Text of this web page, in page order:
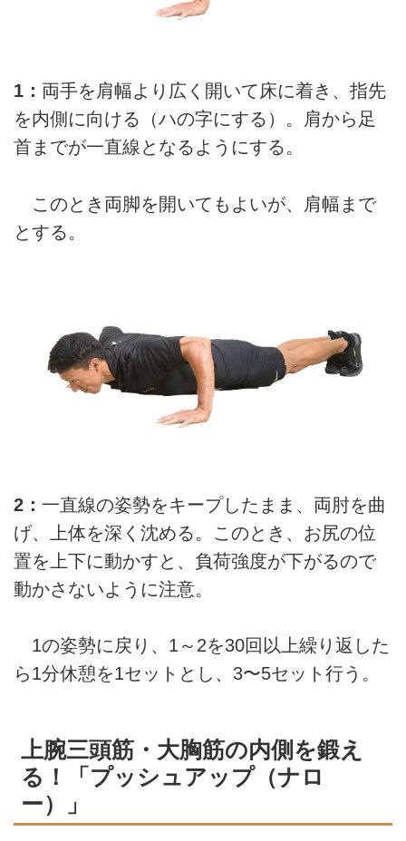
1： 両手を肩幅より広く開いて床に着き、指先
を内側に向ける（ハの字にする）。肩から足
首までが一直線となるようにする。
このとき両脚を開いてもよいが、肩幅まで
とする。
2： 一直線の姿勢をキープしたまま、両肘を曲
げ、上体を深く沈める。このとき、お尻の位
置を上下に動かすと、負荷強度が下がるので
動かさないように注意。
1の姿勢に戻り、1～2を30回以上繰り返した
ら1分休憩を1セットとし、3〜5セット行う。
上腕三頭筋・大胸筋の内側を鍛え
る！「プッシュアップ（ナロ
ー）」